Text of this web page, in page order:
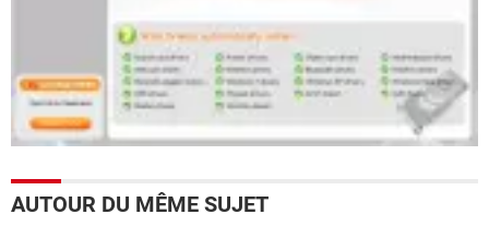
AUTOUR DU MÊME SUJET